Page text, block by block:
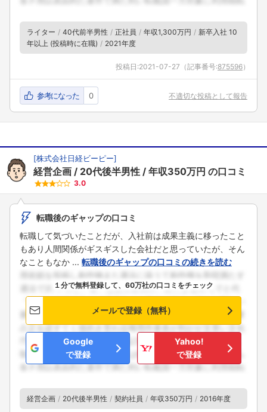
ライター 40代前半男性 正社員 年収1,300万円
新卒入社 10
年以上 (投稿時に在職)
2021年度
投稿日:2021-07-27 （記事番号:875596）
参考になった 0 不適切な投稿として報告
[株式会社日経ビーピー]
経営企画 20代後半男性 年収350万円 の口コミ
3.0
転職後のギャップの口コミ
転職して気づいたことだが、入社前は成果主義に移ったこと
もあり人間関係がギスギスした会社だと思っていたが、そん
なこともなか ... 転職後のギャップの口コミの続きを読む
１分で無料登録して、60万社の口コミをチェック
メールで登録（無料）
Google
で登録
Yahoo!
で登録
経営企画 20代後半男性 契約社員 年収350万円 2016年度